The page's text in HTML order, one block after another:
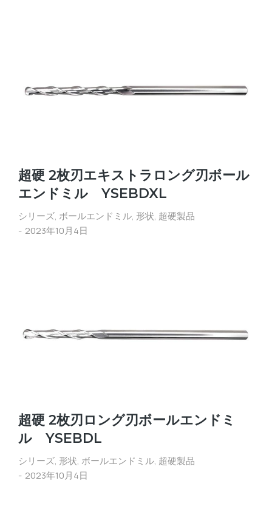
超硬 2枚刃エキストラロング刃ボール
エンドミル YSEBDXL
シリーズ, ボールエンドミル, 形状, 超硬製品
2023年10月4日
超硬 2枚刃ロング刃ボールエンドミ
ル YSEBDL
シリーズ, 形状, ボールエンドミル, 超硬製品
2023年10月4日